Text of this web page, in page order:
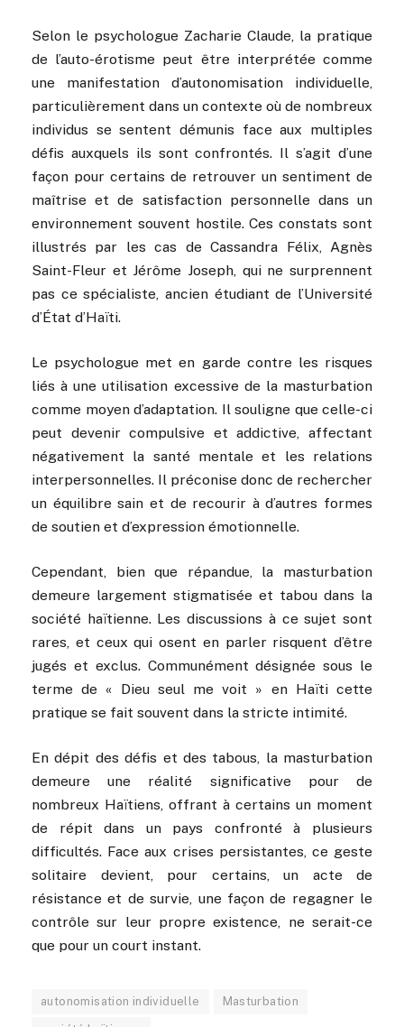
Selon le psychologue Zacharie Claude, la pratique
de l’auto-érotisme peut être interprétée comme
une manifestation d’autonomisation individuelle,
particulièrement dans un contexte où de nombreux
individus se sentent démunis face aux multiples
défis auxquels ils sont confrontés. Il s’agit d’une
façon pour certains de retrouver un sentiment de
maîtrise et de satisfaction personnelle dans un
environnement souvent hostile. Ces constats sont
illustrés par les cas de Cassandra Félix, Agnès
Saint-Fleur et Jérôme Joseph, qui ne surprennent
pas ce spécialiste, ancien étudiant de l’Université
d’État d’Haïti.
Le psychologue met en garde contre les risques
liés à une utilisation excessive de la masturbation
comme moyen d’adaptation. Il souligne que celle-ci
peut devenir compulsive et addictive, affectant
négativement la santé mentale et les relations
interpersonnelles. Il préconise donc de rechercher
un équilibre sain et de recourir à d’autres formes
de soutien et d’expression émotionnelle.
Cependant, bien que répandue, la masturbation
demeure largement stigmatisée et tabou dans la
société haïtienne. Les discussions à ce sujet sont
rares, et ceux qui osent en parler risquent d’être
jugés et exclus. Communément désignée sous le
terme de « Dieu seul me voit » en Haïti cette
pratique se fait souvent dans la stricte intimité.
En dépit des défis et des tabous, la masturbation
demeure une réalité significative pour de
nombreux Haïtiens, offrant à certains un moment
de répit dans un pays confronté à plusieurs
difficultés. Face aux crises persistantes, ce geste
solitaire devient, pour certains, un acte de
résistance et de survie, une façon de regagner le
contrôle sur leur propre existence, ne serait-ce
que pour un court instant.
autonomisation individuelle Masturbation